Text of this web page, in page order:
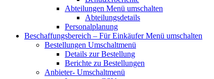
Abteilungen Menü umschalten
Abteilungsdetails
Personalplanung
Beschaffungsbereich – Für EinkäuferMenü umschalten
Bestellungen Umschaltmenü
Details zur Bestellung
Berichte zu Bestellungen
Anbieter- Umschaltmenü